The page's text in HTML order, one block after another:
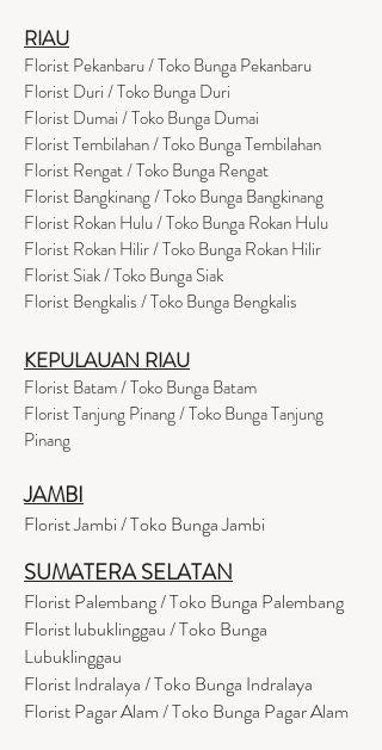
RIAU
Florist Pekanbaru / Toko Bunga Pekanbaru
Florist Duri / Toko Bunga Duri
Florist Dumai / Toko Bunga Dumai
Florist Tembilahan / Toko Bunga Tembilahan
Florist Rengat / Toko Bunga Rengat
Florist Bangkinang / Toko Bunga Bangkinang
Florist Rokan Hulu / Toko Bunga Rokan Hulu
Florist Rokan Hilir / Toko Bunga Rokan Hilir
Florist Siak / Toko Bunga Siak
Florist Bengkalis / Toko Bunga Bengkalis
KEPULAUAN RIAU
Florist Batam / Toko Bunga Batam
Florist Tanjung Pinang / Toko Bunga Tanjung
Pinang
JAMBI
Florist Jambi / Toko Bunga Jambi
SUMATERA SELATAN
Florist Palembang / Toko Bunga Palembang
Florist lubuklinggau / Toko Bunga
Lubuklinggau
Florist Indralaya / Toko Bunga Indralaya
Florist Pagar Alam / Toko Bunga Pagar Alam